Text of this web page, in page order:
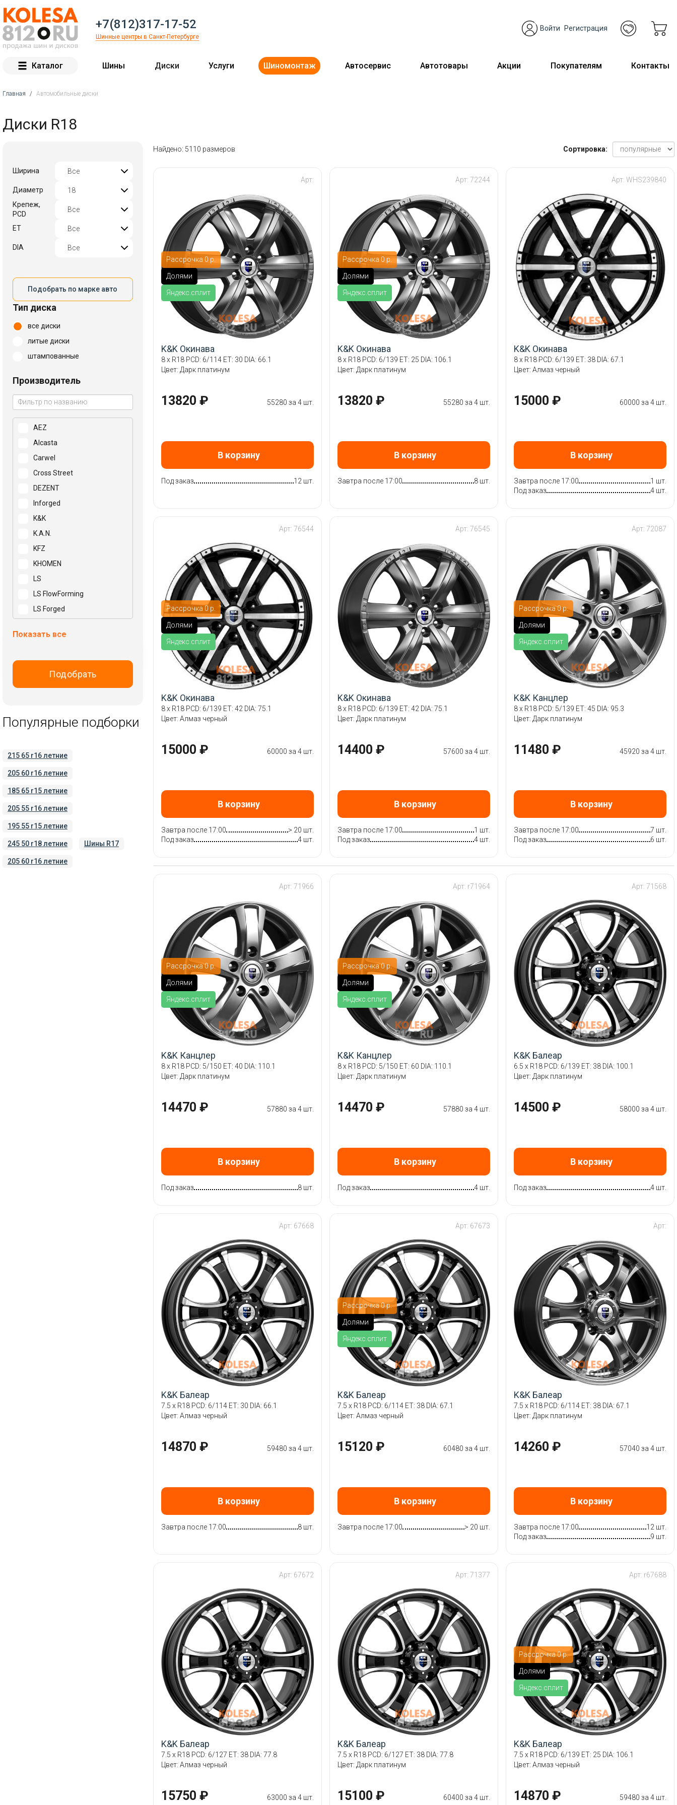
+7(812)317-17-52
Шинные центры в Санкт-Петербурге
Войти Регистрация
Каталог Шины Диски Услуги Шиномонтаж Автосервис Автотовары Акции Покупателям Контакты
Главная / Автомобильные диски
Диски R18
Ширина
Диаметр
Крепеж,
PCD
ET
DIA
Подобрать по марке авто
Тип диска
все диски
литые диски
штампованные
Производитель
AEZ
Alcasta
Carwel
Cross Street
DEZENT
Inforged
K&K
K.A.N.
KFZ
KHOMEN
LS
LS FlowForming
LS Forged
N2O
Trebl
Wheels UP
X Trike
iFree
Скад
Показать все
Подобрать
Популярные подборки
215 65 r16 летние
205 60 r16 летние
185 65 r15 летние
205 55 r16 летние
195 55 r15 летние
245 50 r18 летние Шины R17
205 60 r16 летние
Найдено: 5110 размеров Сортировка:
Рассрочка 0 р.
Долями
Яндекс.сплит
Арт:
K&K Окинава
8 x R18 PCD: 6/114 ET: 30 DIA: 66.1
Цвет: Дарк платинум
13820 ₽ 55280 за 4 шт.
В корзину
Под заказ 12 шт.
Рассрочка 0 р.
Долями
Яндекс.сплит
Арт: 72244
K&K Окинава
8 x R18 PCD: 6/139 ET: 25 DIA: 106.1
Цвет: Дарк платинум
13820 ₽ 55280 за 4 шт.
В корзину
Завтра после 17:00 8 шт.
Арт: WHS239840
K&K Окинава
8 x R18 PCD: 6/139 ET: 38 DIA: 67.1
Цвет: Алмаз черный
15000 ₽ 60000 за 4 шт.
В корзину
Завтра после 17:00
1 шт.
Под заказ
4 шт.
Рассрочка 0 р.
Долями
Яндекс.сплит
Арт: 76544
K&K Окинава
8 x R18 PCD: 6/139 ET: 42 DIA: 75.1
Цвет: Алмаз черный
15000 ₽ 60000 за 4 шт.
В корзину
Завтра после 17:00
> 20 шт.
Под заказ
4 шт.
Арт: 76545
K&K Окинава
8 x R18 PCD: 6/139 ET: 42 DIA: 75.1
Цвет: Дарк платинум
14400 ₽ 57600 за 4 шт.
В корзину
Завтра после 17:00
1 шт.
Под заказ
4 шт.
Рассрочка 0 р.
Долями
Яндекс.сплит
Арт: 72087
K&K Канцлер
8 x R18 PCD: 5/139 ET: 45 DIA: 95.3
Цвет: Дарк платинум
11480 ₽ 45920 за 4 шт.
В корзину
Завтра после 17:00
7 шт.
Под заказ
6 шт.
Рассрочка 0 р.
Долями
Яндекс.сплит
Арт: 71966
K&K Канцлер
8 x R18 PCD: 5/150 ET: 40 DIA: 110.1
Цвет: Дарк платинум
14470 ₽ 57880 за 4 шт.
В корзину
Под заказ 8 шт.
Рассрочка 0 р.
Долями
Яндекс.сплит
Арт: r71964
K&K Канцлер
8 x R18 PCD: 5/150 ET: 60 DIA: 110.1
Цвет: Дарк платинум
14470 ₽ 57880 за 4 шт.
В корзину
Под заказ 4 шт.
Арт: 71568
K&K Балеар
6.5 x R18 PCD: 6/139 ET: 38 DIA: 100.1
Цвет: Дарк платинум
14500 ₽ 58000 за 4 шт.
В корзину
Под заказ 4 шт.
Арт: 67668
K&K Балеар
7.5 x R18 PCD: 6/114 ET: 30 DIA: 66.1
Цвет: Алмаз черный
14870 ₽ 59480 за 4 шт.
В корзину
Завтра после 17:00 8 шт.
Рассрочка 0 р.
Долями
Яндекс.сплит
Арт: 67673
K&K Балеар
7.5 x R18 PCD: 6/114 ET: 38 DIA: 67.1
Цвет: Алмаз черный
15120 ₽ 60480 за 4 шт.
В корзину
Завтра после 17:00 > 20 шт.
Арт:
K&K Балеар
7.5 x R18 PCD: 6/114 ET: 38 DIA: 67.1
Цвет: Дарк платинум
14260 ₽ 57040 за 4 шт.
В корзину
Завтра после 17:00
12 шт.
Под заказ
9 шт.
Арт: 67672
K&K Балеар
7.5 x R18 PCD: 6/127 ET: 38 DIA: 77.8
Цвет: Алмаз черный
15750 ₽ 63000 за 4 шт.
Арт: 71377
K&K Балеар
7.5 x R18 PCD: 6/127 ET: 38 DIA: 77.8
Цвет: Дарк платинум
15100 ₽ 60400 за 4 шт.
Рассрочка 0 р.
Долями
Яндекс.сплит
Арт: r67688
K&K Балеар
7.5 x R18 PCD: 6/139 ET: 25 DIA: 106.1
Цвет: Алмаз черный
14870 ₽ 59480 за 4 шт.